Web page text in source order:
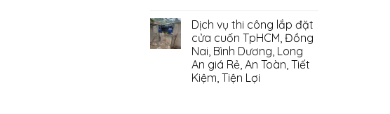
Dịch vụ thi công lắp đặt
cửa cuốn TpHCM, Đồng
Nai, Bình Dương, Long
An giá Rẻ, An Toàn, Tiết
Kiệm, Tiện Lợi